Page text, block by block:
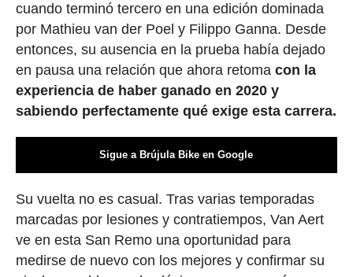
cuando terminó tercero en una edición dominada
por Mathieu van der Poel y Filippo Ganna. Desde
entonces, su ausencia en la prueba había dejado
en pausa una relación que ahora retoma con la
experiencia de haber ganado en 2020 y
sabiendo perfectamente qué exige esta carrera.
Sigue a Brújula Bike en Google
Su vuelta no es casual. Tras varias temporadas
marcadas por lesiones y contratiempos, Van Aert
ve en esta San Remo una oportunidad para
medirse de nuevo con los mejores y confirmar su